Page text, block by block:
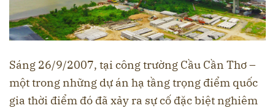
Sáng 26/9/2007, tại công trường Cầu Cần Thơ –
một trong những dự án hạ tầng trọng điểm quốc
gia thời điểm đó đã xảy ra sự cố đặc biệt nghiêm